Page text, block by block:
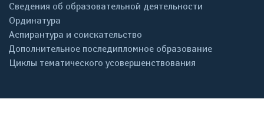
Сведения об образовательной деятельности
Ординатура
Аспирантура и соискательство
Дополнительное последипломное образование
Циклы тематического усовершенствования